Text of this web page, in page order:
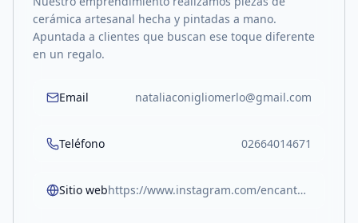
cerámica artesanal hecha y pintadas a mano.
Apuntada a clientes que buscan ese toque diferente
en un regalo.
Email nataliaconigliomerlo@gmail.com
Teléfono 02664014671
Sitio web https://www.instagram.com/encantoceramicaydeco/